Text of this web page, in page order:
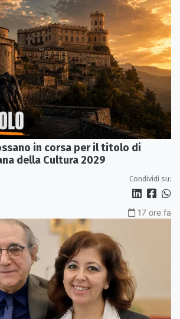
in corsa per il titolo di
della Cultura 2029
Condividi su:
17 ore fa